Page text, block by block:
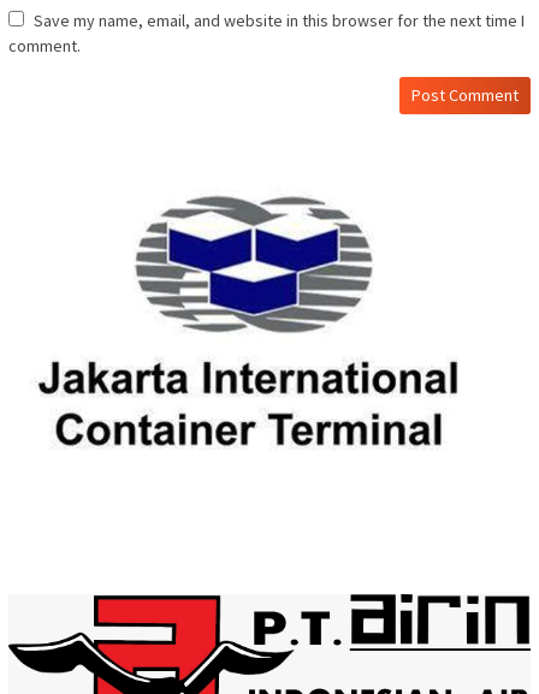
Save my name, email, and website in this browser for the next time I
comment.